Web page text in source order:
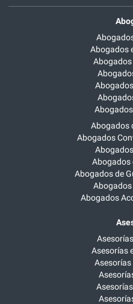
Abogados
Abogados
Abogados
Abogados
Abogados
Abogados de
Abogados
Asesorías
Asesorías